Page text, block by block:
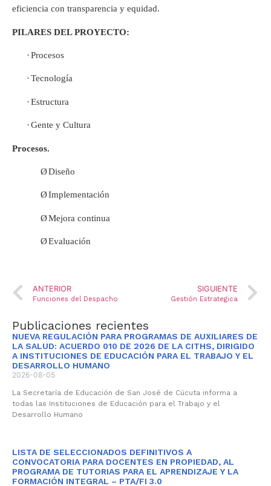
eficiencia con transparencia y equidad.
PILARES DEL PROYECTO:
·Procesos
·Tecnología
·Estructura
·Gente y Cultura
Procesos.
ØDiseño
ØImplementación
ØMejora continua
ØEvaluación
ANTERIOR
Funciones del Despacho
SIGUIENTE
Gestión Estrategica
Publicaciones recientes
NUEVA REGULACIÓN PARA PROGRAMAS DE AUXILIARES DE
LA SALUD: ACUERDO 010 DE 2026 DE LA CITHS, DIRIGIDO
A INSTITUCIONES DE EDUCACIÓN PARA EL TRABAJO Y EL
DESARROLLO HUMANO
2026-08-05
La Secretaría de Educación de San José de Cúcuta informa a
todas las Instituciones de Educación para el Trabajo y el
Desarrollo Humano
LISTA DE SELECCIONADOS DEFINITIVOS A
CONVOCATORIA PARA DOCENTES EN PROPIEDAD, AL
PROGRAMA DE TUTORIAS PARA EL APRENDIZAJE Y LA
FORMACIÓN INTEGRAL – PTA/FI 3.0